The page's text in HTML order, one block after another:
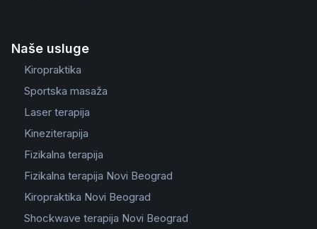
Naše usluge
Kiropraktika
Sportska masaža
Laser terapija
Kineziterapija
Fizikalna terapija
Fizikalna terapija Novi Beograd
Kiropraktika Novi Beograd
Shockwave terapija Novi Beograd